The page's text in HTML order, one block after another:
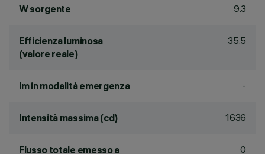
W sorgente 9.3
Efficienza luminosa
(valore reale)
35.5
lm in modalità emergenza -
Intensità massima (cd) 1636
Flusso totale emesso a 0